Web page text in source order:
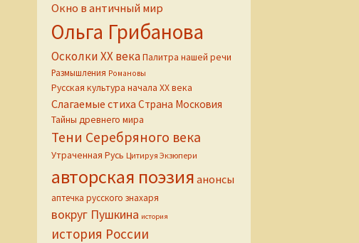
Окно в античный мир
Ольга Грибанова
Осколки ХХ векаПалитра нашей речи
Размышления Романовы
Русская культура начала ХХ века
Слагаемые стиха Страна Московия
Тайны древнего мира
Тени Серебряного века
Утраченная Русь Цитируя Экзюпери
авторская поэзия анонсы
аптечка русского знахаря
вокруг Пушкина история
история России